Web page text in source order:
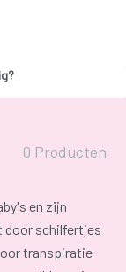
0 Producten
en zijn
door schilfertjes
transpiratie